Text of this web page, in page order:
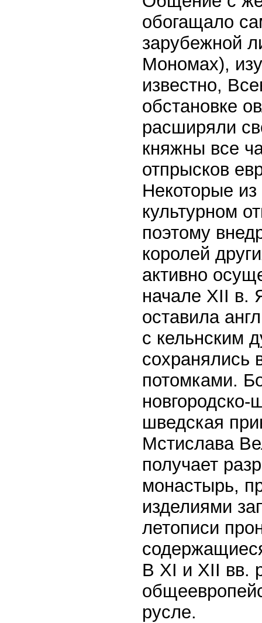
обогащало
зарубежной
Мономах),
известно,
обстановке
расширяли
княжны все
отпрысков
Некоторые
культурном
поэтому
королей
активно
начале XII в.
оставила
с кельнским
сохранялись
потомками.
новгородско-
шведская
Мстислава
получает
монастырь,
изделиями
летописи
В XI и XII вв.
русле.